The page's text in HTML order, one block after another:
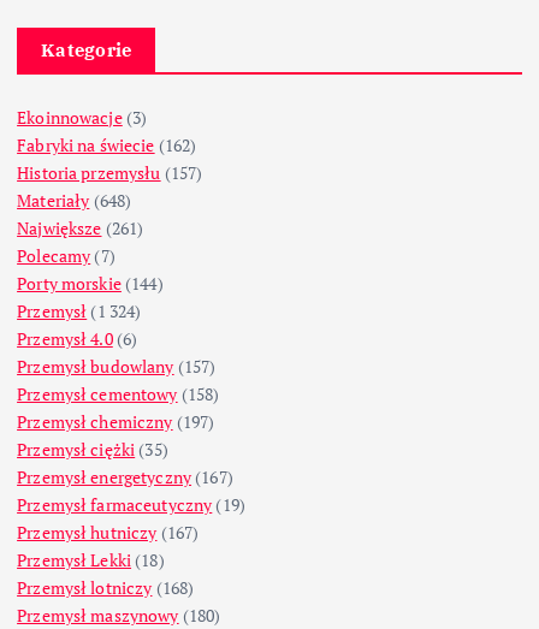
Kategorie
Ekoinnowacje(3)
Fabryki na świecie (162)
Historia przemysłu (157)
Materiały (648)
Największe (261)
Polecamy (7)
Porty morskie(144)
Przemysł (1 324)
Przemysł 4.0(6)
Przemysł budowlany (157)
Przemysł cementowy (158)
Przemysł chemiczny (197)
Przemysł ciężki (35)
Przemysł energetyczny (167)
Przemysł farmaceutyczny (19)
Przemysł hutniczy (167)
Przemysł Lekki (18)
Przemysł lotniczy (168)
Przemysł maszynowy (180)